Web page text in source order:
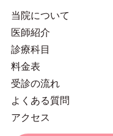
当院について
医師紹介
診療科目
料金表
受診の流れ
よくある質問
アクセス